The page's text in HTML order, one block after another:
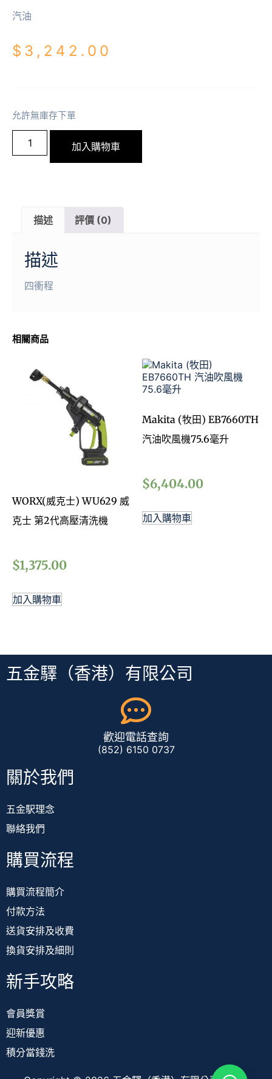
汽油
$ 3,242.00
允許無庫存下單
加入購物車
描述 評價 (0)
描述
四衝程
相關商品
WORX(威克士) WU629 威
克士 第2代高壓清洗機
$1,375.00
加入購物車
Makita (牧田) EB7660TH
汽油吹風機75.6毫升
$6,404.00
加入購物車
五金驛（香港）有限公司
歡迎電話查詢
(852) 6150 0737
關於我們
五金駅理念
聯絡我們
購買流程
購買流程簡介
付款方法
送貨安排及收費
換貨安排及細則
新手攻略
會員獎賞
迎新優惠
積分當錢洗